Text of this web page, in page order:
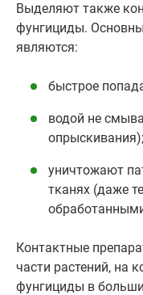
Выделяют также
фунгициды.
являются:
быстрое
водой не
опрыскивания);
уничтожают
тканях (даже
Контактные
части растений, на
фунгициды в